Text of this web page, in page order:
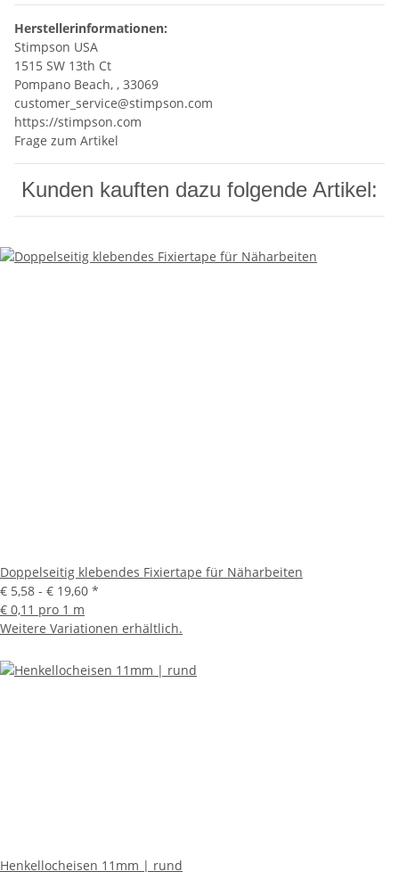
Herstellerinformationen:
Stimpson USA
1515 SW 13th Ct
Pompano Beach, , 33069
customer_service@stimpson.com
https://stimpson.com
Frage zum Artikel
Kunden kauften dazu folgende Artikel:
Doppelseitig klebendes Fixiertape für Näharbeiten
€ 5,58 - € 19,60 *
€ 0,11 pro 1 m
Weitere Variationen erhältlich.
Henkellocheisen 11mm | rund